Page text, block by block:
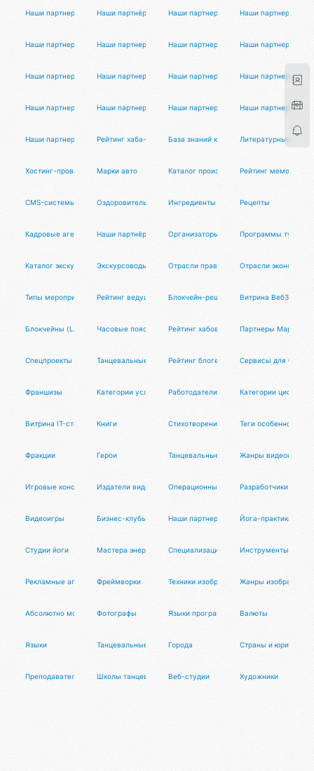
Наши партнеры Наши партнёры Наши партнеры Наши партнеры
Наши партнеры Наши партнеры Наши партнеры Наши партнеры
Наши партнеры Наши партнеры Наши партнеры Наши партнеры
Наши партнеры Наши партнеры Наши партнеры Наши партнеры
Наши партнеры Рейтинг хаба-хаба База знаний криптоиндустрии
Литературные
Хостинг-провайдерыМарки авто Каталог производителейРейтинг мемов
CMS-системы Оздоровительные практикиИнгредиенты блюд Рецепты
Кадровые агентстваНаши партнёры Организаторы туровПрограммы туров
Каталог экскурсий Экскурсоводы Отрасли права Отрасли экономики
Типы мероприятий Рейтинг ведущих Блокчейн-решения Витрина Веб3-
Блокчейны (LAYER-1)Часовые пояса Рейтинг хабов Партнеры Маркетун
Спецпроекты Танцевальные фотографыРейтинг блогеров Сервисы для
Франшизы Категории услуг Работодатели Категории
Витрина IT-стартаповКниги Стихотворения Теги особенностей
Фракции Герои Танцевальные диджеиЖанры видеоигр
Игровые консоли Издатели видеоигр Операционные системыРазработчики
Видеоигры Бизнес-клубы Наши партнеры Йога-практики
Студии йоги Мастера энергопрактикСпециализации Инструменты для
Рекламные агентстваФреймворки Техники изобразительного искусства
Жанры
Абсолютно мощный рейтинг
Фотографы Языки программирования и разметки
Валюты
Языки Танцевальные направления
Города Страны и
Преподаватели танцевШколы танцев Веб-студии Художники